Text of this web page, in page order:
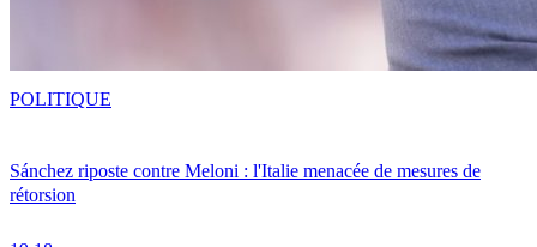
Sánchez riposte contre Meloni : l'Italie menacée de mesures de
rétorsion
POLITIQUE